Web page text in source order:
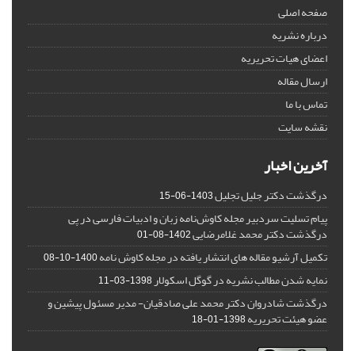
صفحه اصلی
درباره نشریه
اعضای هیات تحریریه
ارسال مقاله
تماس با ما
نقشه سایت
آخرین اخبار
درگذشت دکتر جلیل تجلیل1403-06-15
پیام تسلیت سردبیر مجله کاوش‌نامه زبان و ادبیات فارسی در پی
درگذشت دکتر محمد غلامرضایی1402-08-01
تکمیل آرشیو مقاله های انتشار یافته در مجله کاوش نامه1400-10-08
نمایه شدن مطالب نشریه در گوگل اسکولار1398-03-11
درگذشت شادروان دکتر محمد علی صادقیان- مدیر مسئول پیشین و
عضو هیئت تحریریه1398-01-18